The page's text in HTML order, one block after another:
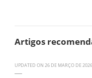
Artigos
UPDATED ON 26 DE MARÇO DE 2026